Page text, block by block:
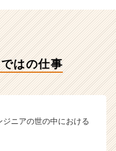
はの仕事
ニアの世の中における